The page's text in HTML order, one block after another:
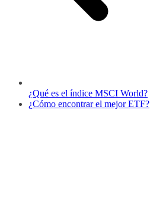
¿Qué es el índice MSCI World?
¿Cómo encontrar el mejor ETF?